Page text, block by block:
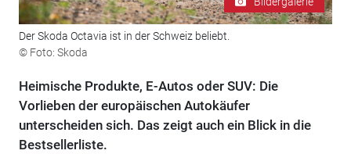
Der Skoda Octavia ist in der Schweiz beliebt.
© Foto: Skoda
Heimische Produkte, E-Autos oder SUV: Die
Vorlieben der europäischen Autokäufer
unterscheiden sich. Das zeigt auch ein Blick in die
Bestsellerliste.